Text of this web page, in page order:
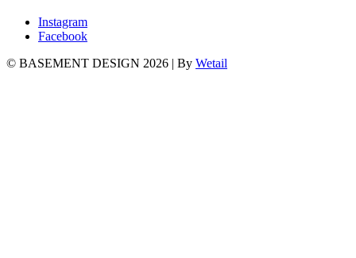
Instagram
Facebook
© BASEMENT DESIGN 2026 | By Wetail